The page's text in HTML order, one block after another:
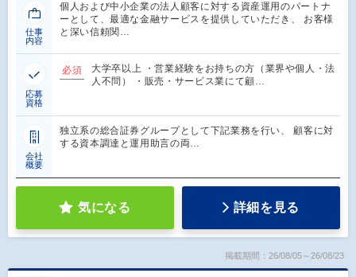
仕事
内容
個人および中小企業の法人顧客に対する資産運用のパートナ
ーとして、最適な金融サービスを提供していただき、 お客様
と深い信頼関…
応募
資格
必須
大学卒以上 ・営業経験をお持ちの方（業界や個人・法
人不問） ・販売・サービス業にて顧…
会社
概要
独立系の総合証券グループとして下記業務を行い、 顧客に対
する資本調達と運用助言の両…
気になる 詳細を見る
掲載期間：26/08/05～26/08/23